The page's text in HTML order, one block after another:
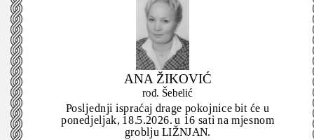
ANA ŽIKOVIĆ
rođ. Šebelić
Posljednji ispraćaj drage pokojnice bit će u
ponedjeljak, 18.5.2026. u 16 sati na mjesnom
groblju LIŽNJAN.